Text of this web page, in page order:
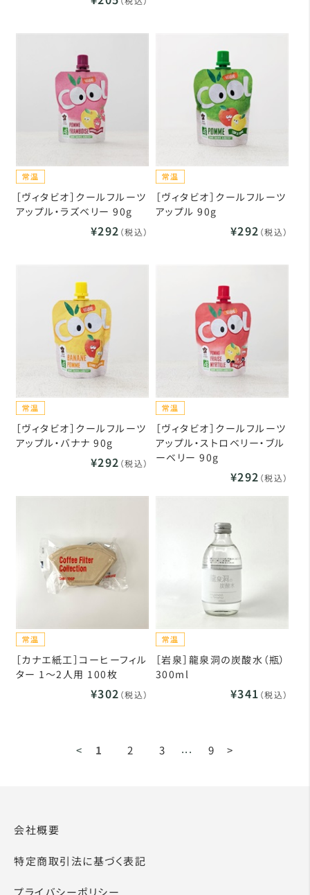
［ヴィタビオ］クールフルーツ
アップル・ラズベリー 90g
¥292 （税込）
［ヴィタビオ］クールフルーツ
アップル 90g
¥292 （税込）
［ヴィタビオ］クールフルーツ
アップル・バナナ 90g
¥292 （税込）
［ヴィタビオ］クールフルーツ
アップル・ストロベリー・ブル
ーベリー 90g
¥292 （税込）
［カナエ紙工］コーヒーフィル
ター 1～2人用 100枚
¥302 （税込）
［岩泉］龍泉洞の炭酸水（瓶）
300ml
¥341 （税込）
< 1 2 3 ... 9 >
会社概要
特定商取引法に基づく表記
プライバシーポリシー